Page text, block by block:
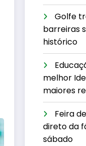
Golfe
barreiras
histórico
melhor
maiores
Feira
direto da
sábado